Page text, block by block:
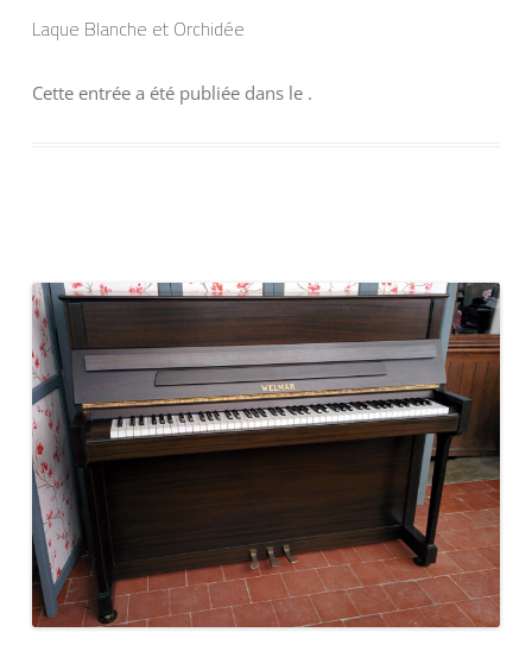
Laque Blanche et Orchidée
Cette entrée a été publiée dans le .